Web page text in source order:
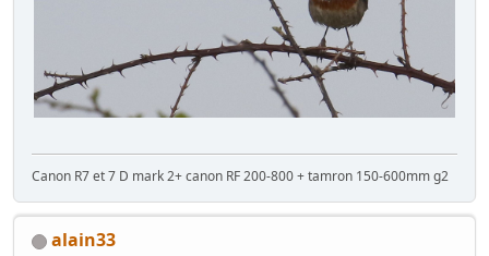
Canon R7 et 7 D mark 2+ canon RF 200-800 + tamron 150-600mm g2
alain33